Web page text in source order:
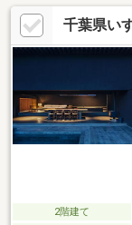
千葉県い
2階建て